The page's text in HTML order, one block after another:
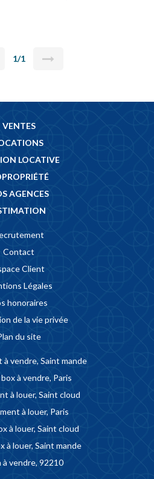
1/1
VENTES
LOCATIVE
AGENCES
Contact
Client
Légales
honoraires
de la vie privée
du site
vendre, Saint mande
à vendre, Paris
à louer, Saint cloud
à louer, Paris
à louer, Saint cloud
à louer, Saint mande
à vendre, 92210